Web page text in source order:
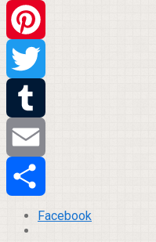
WhatsApp
Pinterest
Twitter
Tumblr
Email
Compartilhar
Facebook